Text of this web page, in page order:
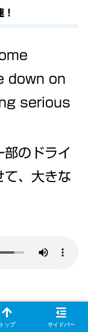
down on
serious
部のドライ
て、大きな
化！
トップ サイドバー